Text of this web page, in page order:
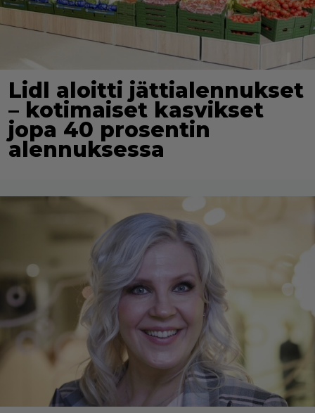
Lidl aloitti jättialennukset
– kotimaiset kasvikset
jopa 40 prosentin
alennuksessa